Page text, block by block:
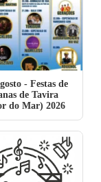
- Festas de
de Tavira
do Mar) 2026